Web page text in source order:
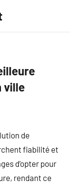
ville
de
fiabilité et
d’opter pour
rendant ce